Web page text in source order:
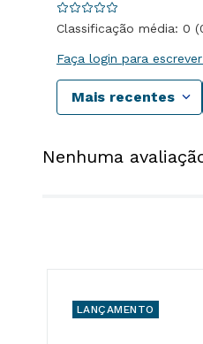
Classificação média: 0
Faça login para
Mais recentes
Nenhuma
LANÇAMENTO